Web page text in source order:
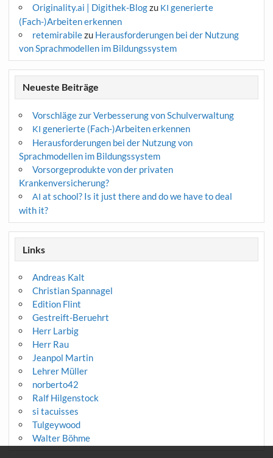
Originality.ai | Digithek-Blogzu KI generierte
(Fach-)Arbeiten erkennen
retemirabilezu Herausforderungen bei der Nutzung
von Sprachmodellen im Bildungssystem
Neueste Beiträge
Vorschläge zur Verbesserung von Schulverwaltung
KI generierte (Fach-)Arbeiten erkennen
Herausforderungen bei der Nutzung von
Sprachmodellen im Bildungssystem
Vorsorgeprodukte von der privaten
Krankenversicherung?
AI at school? Is it just there and do we have to deal
with it?
Links
Andreas Kalt
Christian Spannagel
Edition Flint
Gestreift-Beruehrt
Herr Larbig
Herr Rau
Jeanpol Martin
Lehrer Müller
norberto42
Ralf Hilgenstock
si tacuisses
Tulgeywood
Walter Böhme